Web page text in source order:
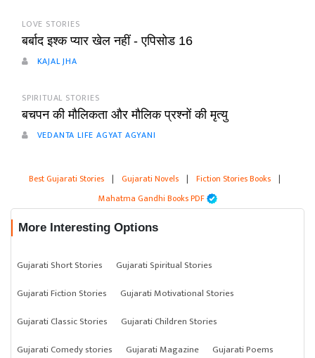
LOVE STORIES
बर्बाद इश्क प्यार खेल नहीं - एपिसोड 16
KAJAL JHA
SPIRITUAL STORIES
बचपन की मौलिकता और मौलिक प्रश्नों की मृत्यु
VEDANTA LIFE AGYAT AGYANI
Best Gujarati Stories | Gujarati Novels | Fiction Stories Books |
Mahatma Gandhi Books PDF
More Interesting Options
Gujarati Short Stories
Gujarati Spiritual Stories
Gujarati Fiction Stories
Gujarati Motivational Stories
Gujarati Classic Stories
Gujarati Children Stories
Gujarati Comedy stories
Gujarati Magazine
Gujarati Poems